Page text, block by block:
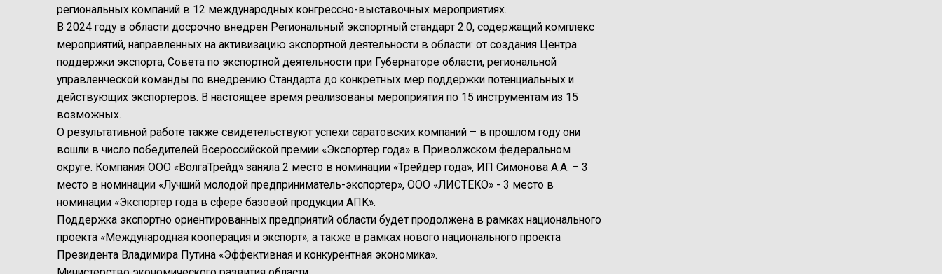
региональных компаний в 12 международных конгрессно-выставочных мероприятиях.
В 2024 году в области досрочно внедрен Региональный экспортный стандарт 2.0, содержащий комплекс
мероприятий, направленных на активизацию экспортной деятельности в области: от создания Центра
поддержки экспорта, Совета по экспортной деятельности при Губернаторе области, региональной
управленческой команды по внедрению Стандарта до конкретных мер поддержки потенциальных и
действующих экспортеров. В настоящее время реализованы мероприятия по 15 инструментам из 15
возможных.
О результативной работе также свидетельствуют успехи саратовских компаний – в прошлом году они
вошли в число победителей Всероссийской премии «Экспортер года» в Приволжском федеральном
округе. Компания ООО «ВолгаТрейд» заняла 2 место в номинации «Трейдер года», ИП Симонова А.А. – 3
место в номинации «Лучший молодой предприниматель-экспортер», ООО «ЛИСТЕКО» - 3 место в
номинации «Экспортер года в сфере базовой продукции АПК».
Поддержка экспортно ориентированных предприятий области будет продолжена в рамках национального
проекта «Международная кооперация и экспорт», а также в рамках нового национального проекта
Президента Владимира Путина «Эффективная и конкурентная экономика».